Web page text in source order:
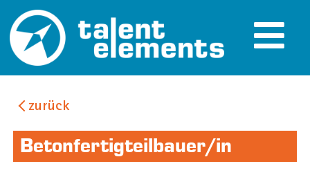
zurück
Betonfertigteilbauer/in